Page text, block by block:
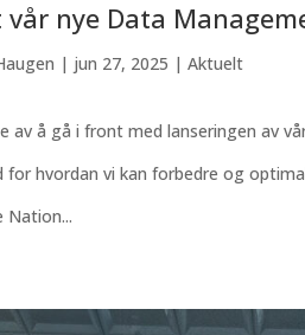
vår nye Data
| jun 27, 2025 |Aktuelt
av å gå i front med lanseringen av
for hvordan vi kan forbedre og